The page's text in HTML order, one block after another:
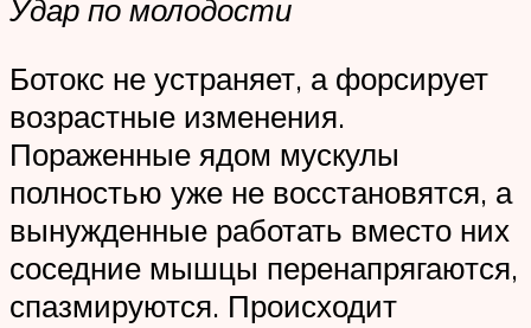
Удар по молодости
Ботокс не устраняет, а форсирует
возрастные изменения.
Пораженные ядом мускулы
полностью уже не восстановятся, а
вынужденные работать вместо них
соседние мышцы перенапрягаются,
спазмируются. Происходит